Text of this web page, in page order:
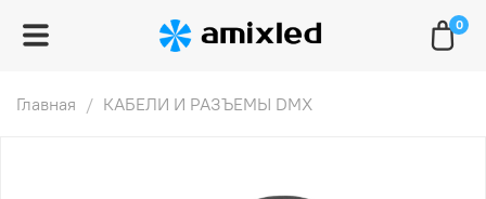
0
Главная КАБЕЛИ И РАЗЪЕМЫ DMX